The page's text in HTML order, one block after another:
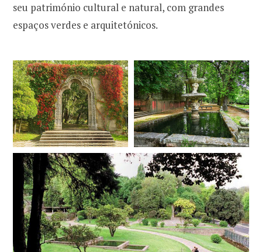
seu património cultural e natural, com grandes
espaços verdes e arquitetónicos.